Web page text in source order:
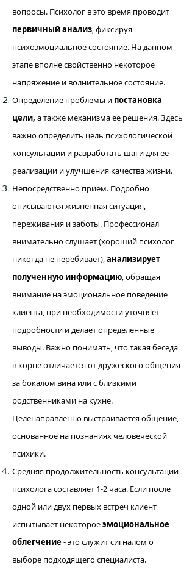
вопросы. Психолог в это время проводит
первичный анализ, фиксируя
психоэмоциальное состояние. На данном
этапе вполне свойственно некоторое
напряжение и волнительное состояние.
Определение проблемы и постановка
цели, а также механизма ее решения. Здесь
важно определить цель психологической
консультации и разработать шаги для ее
реализации и улучшения качества жизни.
Непосредственно прием. Подробно
описываются жизненная ситуация,
переживания и заботы. Профессионал
внимательно слушает (хороший психолог
никогда не перебивает),анализирует
полученную информацию, обращая
внимание на эмоциональное поведение
клиента, при необходимости уточняет
подробности и делает определенные
выводы. Важно понимать, что такая беседа
в корне отличается от дружеского общения
за бокалом вина или с близкими
родственниками на кухне.
Целенаправленно выстраивается общение,
основанное на познаниях человеческой
психики.
Средняя продолжительность консультации
психолога составляет 1-2 часа. Если после
одной или двух первых встреч клиент
испытывает некотороеэмоциональное
облегчение- это служит сигналом о
выборе подходящего специалиста.